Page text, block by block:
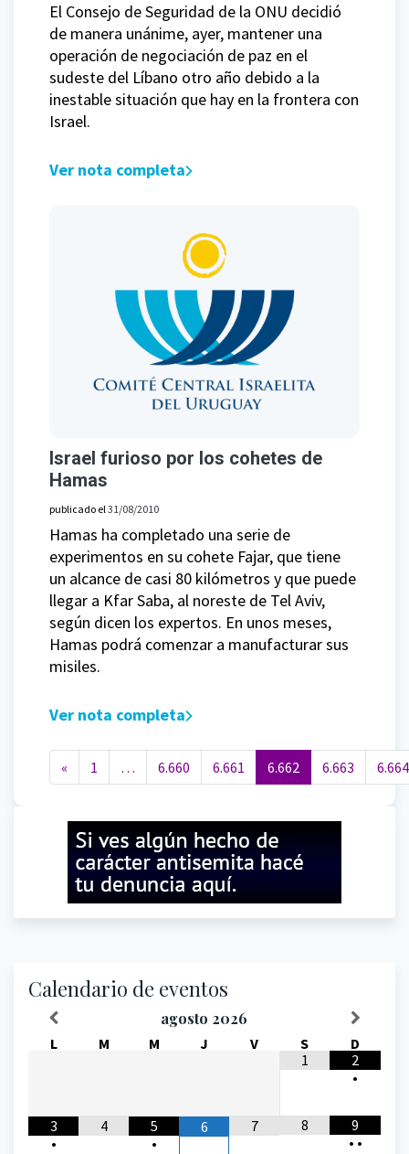
El Consejo de Seguridad de la ONU decidió
de manera unánime, ayer, mantener una
operación de negociación de paz en el
sudeste del Líbano otro año debido a la
inestable situación que hay en la frontera con
Israel.
Ver nota completa
Israel furioso por los cohetes de
Hamas
publicado el31/08/2010
Hamas ha completado una serie de
experimentos en su cohete Fajar, que tiene
un alcance de casi 80 kilómetros y que puede
llegar a Kfar Saba, al noreste de Tel Aviv,
según dicen los expertos. En unos meses,
Hamas podrá comenzar a manufacturar sus
misiles.
Ver nota completa
Navegación de entradas
« 1 … 6.660 6.661 6.662 6.663 6.664
Calendario de eventos
agosto 2026
L M M J V S
D
1
2
•
3
•
4
5
•
6 7 8
9
• •